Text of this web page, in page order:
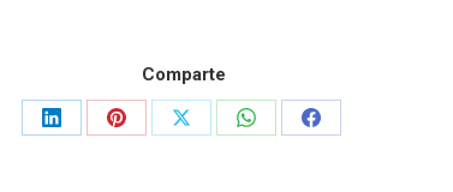
Comparte
Share
Share
Share
Share
Share